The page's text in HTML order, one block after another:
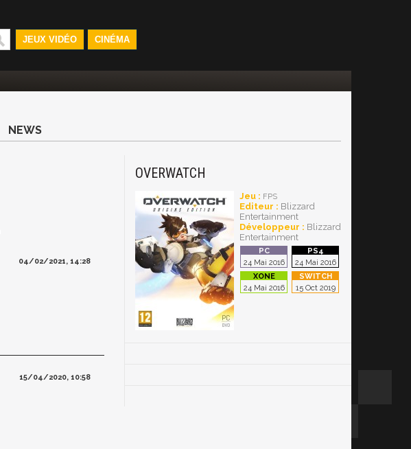
JEUX VIDÉO CINÉMA
NEWS
04/02/2021, 14:28
15/04/2020, 10:58
OVERWATCH
Jeu : FPS
Editeur : Blizzard
Entertainment
Développeur : Blizzard
Entertainment
24 Mai 2016 24 Mai 2016
24 Mai 2016 15 Oct 2019